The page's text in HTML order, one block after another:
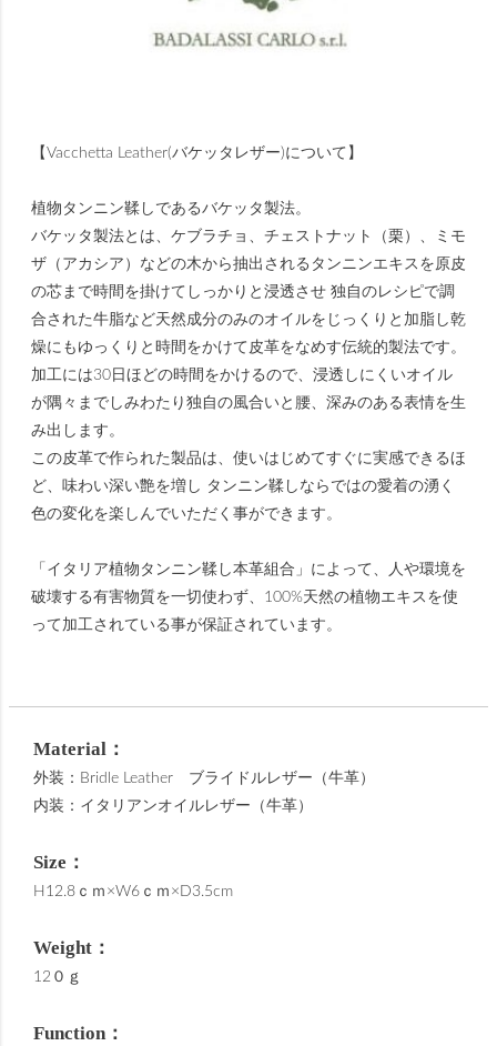
【Vacchetta Leather(バケッタレザー)について】
植物タンニン鞣しであるバケッタ製法。
バケッタ製法とは、ケブラチョ、チェストナット（栗）、ミモ
ザ（アカシア）などの木から抽出されるタンニンエキスを原皮
の芯まで時間を掛けてしっかりと浸透させ 独自のレシピで調
合された牛脂など天然成分のみのオイルをじっくりと加脂し乾
燥にもゆっくりと時間をかけて皮革をなめす伝統的製法です。
加工には30日ほどの時間をかけるので、浸透しにくいオイル
が隅々までしみわたり独自の風合いと腰、深みのある表情を生
み出します。
この皮革で作られた製品は、使いはじめてすぐに実感できるほ
ど、味わい深い艶を増し タンニン鞣しならではの愛着の湧く
色の変化を楽しんでいただく事ができます。
「イタリア植物タンニン鞣し本革組合」によって、人や環境を
破壊する有害物質を一切使わず、100%天然の植物エキスを使
って加工されている事が保証されています。
Material：
外装：Bridle Leather ブライドルレザー（牛革）
内装：イタリアンオイルレザー（牛革）
Size：
H12.8ｃｍ×W6ｃｍ×D3.5cm
Weight：
12０ｇ
Function：